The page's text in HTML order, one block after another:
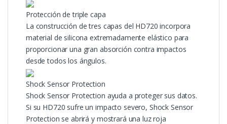
Protección de triple capa
La construcción de tres capas del HD720 incorpora
material de silicona extremadamente elástico para
proporcionar una gran absorción contra impactos
desde todos los ángulos.
Shock Sensor Protection
Shock Sensor Protection ayuda a proteger sus datos.
Si su HD720 sufre un impacto severo, Shock Sensor
Protection se abrirá y mostrará una luz roja